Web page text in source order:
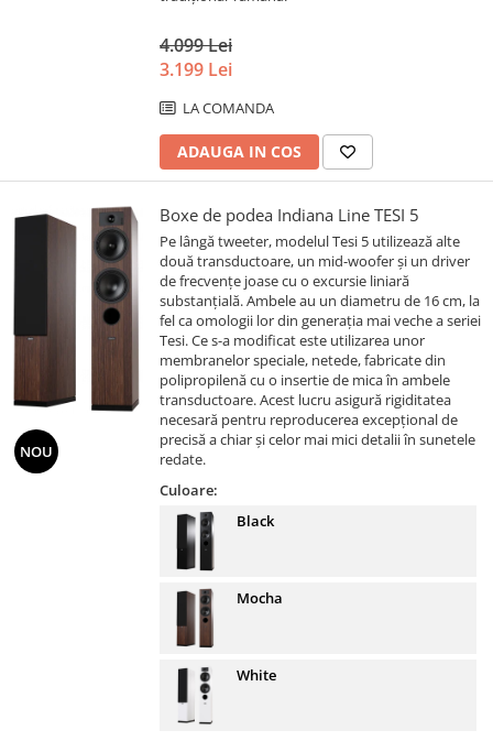
4.099 Lei
3.199 Lei
LA COMANDA
ADAUGA IN COS
NOU
Boxe de podea Indiana Line TESI 5
Pe lângă tweeter, modelul Tesi 5 utilizează alte
două transductoare, un mid-woofer și un driver
de frecvențe joase cu o excursie liniară
substanțială. Ambele au un diametru de 16 cm, la
fel ca omologii lor din generația mai veche a seriei
Tesi. Ce s-a modificat este utilizarea unor
membranelor speciale, netede, fabricate din
polipropilenă cu o insertie de mica în ambele
transductoare. Acest lucru asigură rigiditatea
necesară pentru reproducerea excepțional de
precisă a chiar și celor mai mici detalii în sunetele
redate.
Culoare:
Black
Mocha
White